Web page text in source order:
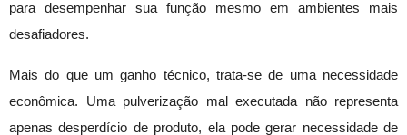
para desempenhar sua função mesmo em ambientes mais
desafiadores.
Mais do que um ganho técnico, trata-se de uma necessidade
econômica. Uma pulverização mal executada não representa
apenas desperdício de produto, ela pode gerar necessidade de